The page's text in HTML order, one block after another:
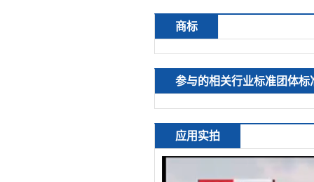
商标
参与的相关行业标准团体标
应用实拍